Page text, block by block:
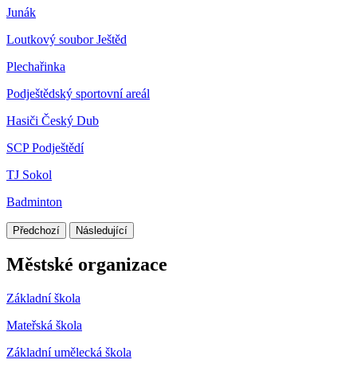
Junák
Loutkový soubor Ještěd
Plechařinka
Podještědský sportovní areál
Hasiči Český Dub
SCP Podještědí
TJ Sokol
Badminton
Předchozí Následující
Městské organizace
Základní škola
Mateřská škola
Základní umělecká škola